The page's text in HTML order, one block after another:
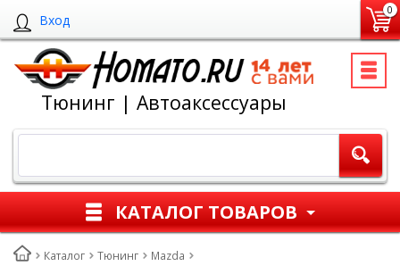
Вход
0
Тюнинг | Автоаксессуары
КАТАЛОГ ТОВАРОВ
Каталог Тюнинг
Mazda